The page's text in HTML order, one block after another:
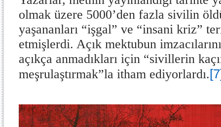
olmak üzere 5000’den fazla sivilin
yaşananları “işgal” ve “insani kriz”
etmişlerdi. Açık mektubun
açıkça anmadıkları için “sivillerin
meşrulaştırmak”la itham ediyorlardı.